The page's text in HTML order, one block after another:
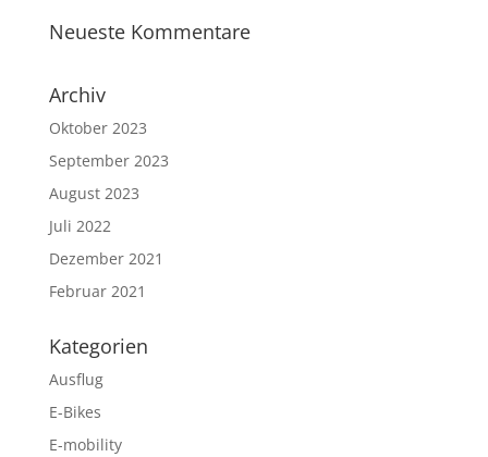
Neueste Kommentare
Archiv
Oktober 2023
September 2023
August 2023
Juli 2022
Dezember 2021
Februar 2021
Kategorien
Ausflug
E-Bikes
E-mobility